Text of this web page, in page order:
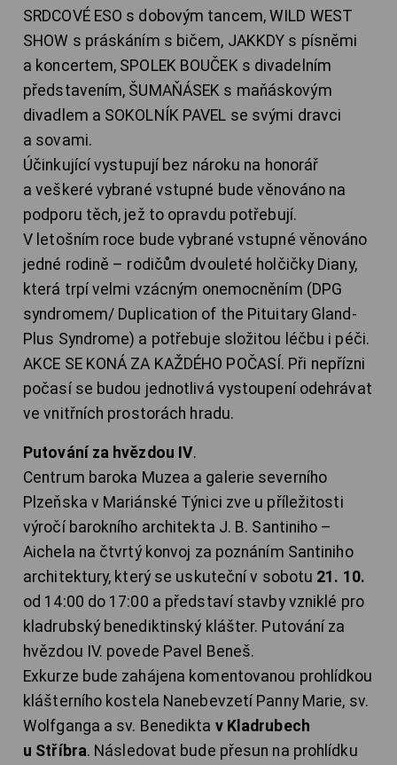
SRDCOVÉ ESO s dobovým tancem, WILD WEST
SHOW s práskáním s bičem, JAKKDY s písněmi
a koncertem, SPOLEK BOUČEK s divadelním
představením, ŠUMAŇÁSEK s maňáskovým
divadlem a SOKOLNÍK PAVEL se svými dravci
a sovami.
Účinkující vystupují bez nároku na honorář
a veškeré vybrané vstupné bude věnováno na
podporu těch, jež to opravdu potřebují.
V letošním roce bude vybrané vstupné věnováno
jedné rodině – rodičům dvouleté holčičky Diany,
která trpí velmi vzácným onemocněním (DPG
syndromem/ Duplication of the Pituitary Gland-
Plus Syndrome) a potřebuje složitou léčbu i péči.
AKCE SE KONÁ ZA KAŽDÉHO POČASÍ. Při nepřízni
počasí se budou jednotlivá vystoupení odehrávat
ve vnitřních prostorách hradu.
Putování za hvězdou IV.
Centrum baroka Muzea a galerie severního
Plzeňska v Mariánské Týnici zve u příležitosti
výročí barokního architekta J. B. Santiniho –
Aichela na čtvrtý konvoj za poznáním Santiniho
architektury, který se uskuteční v sobotu 21. 10.
od 14:00 do 17:00 a představí stavby vzniklé pro
kladrubský benediktinský klášter. Putování za
hvězdou IV. povede Pavel Beneš.
Exkurze bude zahájena komentovanou prohlídkou
klášterního kostela Nanebevzetí Panny Marie, sv.
Wolfganga a sv. Benedikta v Kladrubech
u Stříbra. Následovat bude přesun na prohlídku